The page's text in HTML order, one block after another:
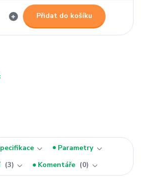
Přidat do košíku
Parametry
3 Komentáře 0